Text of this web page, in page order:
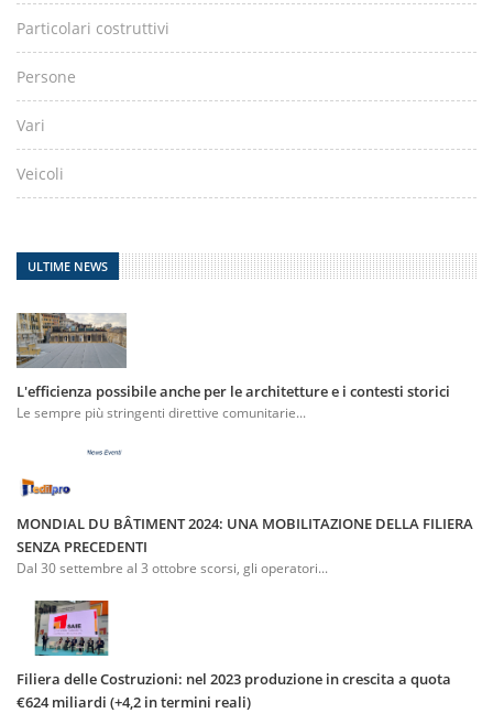
Particolari costruttivi
Persone
Vari
Veicoli
ULTIME NEWS
L'efficienza possibile anche per le architetture e i contesti storici
Le sempre più stringenti direttive comunitarie...
MONDIAL DU BÂTIMENT 2024: UNA MOBILITAZIONE DELLA FILIERA
SENZA PRECEDENTI
Dal 30 settembre al 3 ottobre scorsi, gli operatori...
Filiera delle Costruzioni: nel 2023 produzione in crescita a quota
€624 miliardi (+4,2 in termini reali)